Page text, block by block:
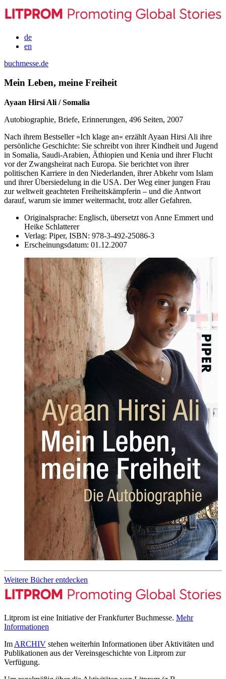
de
en
buchmesse.de
Mein Leben, meine Freiheit
Ayaan Hirsi Ali / Somalia
Autobiographie, Briefe, Erinnerungen, 496 Seiten, 2007
Nach ihrem Bestseller »Ich klage an« erzählt Ayaan Hirsi Ali ihre
persönliche Geschichte: Sie schreibt von ihrer Kindheit und Jugend
in Somalia, Saudi-Arabien, Äthiopien und Kenia und ihrer Flucht
vor der Zwangsheirat nach Europa. Sie berichtet von ihrer
politischen Karriere in den Niederlanden, ihrer Abkehr vom Islam
und ihrer Übersiedelung in die USA. Der Weg einer jungen Frau
zur weltweit geachteten Freiheitskämpferin – und die Antwort
darauf, warum sie immer weitermacht, trotz aller Gefahren.
Originalsprache: Englisch, übersetzt von Anne Emmert und
Heike Schlatterer
Verlag: Piper, ISBN: 978-3-492-25086-3
Erscheinungsdatum: 01.12.2007
Weitere Bücher entdecken
Litprom ist eine Initiative der Frankfurter Buchmesse. Mehr
Informationen
Im ARCHIV stehen weiterhin Informationen über Aktivitäten und
Publikationen aus der Vereinsgeschichte von Litprom zur
Verfügung.